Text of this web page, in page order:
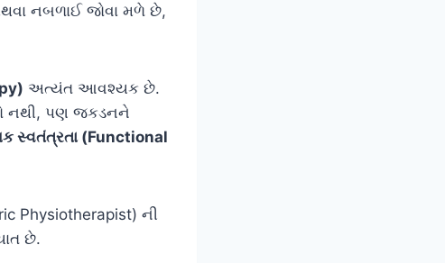
નબળાઈ જોવા મળે છે,
અત્યંત આવશ્યક છે.
નથી, પણ જકડનને
સ્વતંત્રતા (Functional
Physiotherapist) ની
છે.